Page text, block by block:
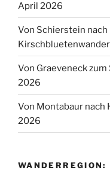
April 2026
Von Schierstein nach
Von Graeveneck
2026
Von Montabaur nach
2026
WANDERREGION: